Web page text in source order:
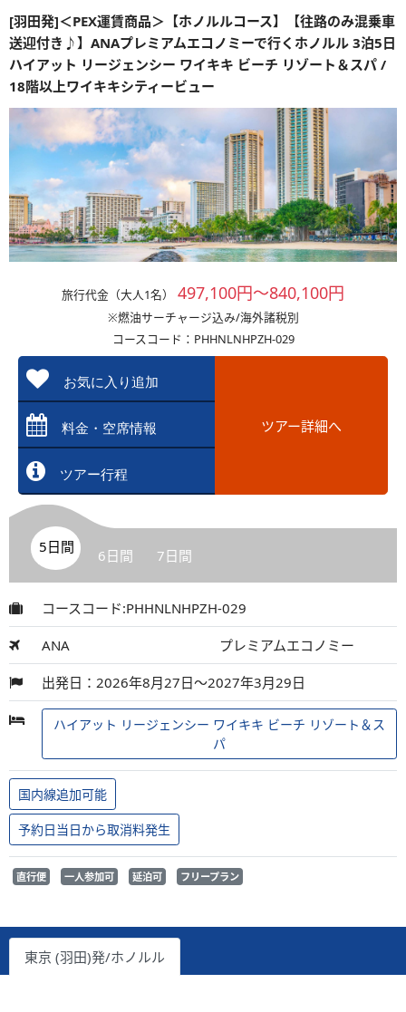
[羽田発]＜PEX運賃商品＞【ホノルルコース】【往路のみ混乗車
送迎付き♪】ANAプレミアムエコノミーで行くホノルル 3泊5日
ハイアット リージェンシー ワイキキ ビーチ リゾート＆スパ /
18階以上ワイキキシティービュー
旅行代金（大人1名） 497,100円～840,100円
※燃油サーチャージ込み/海外諸税別
コースコード：PHHNLNHPZH-029
お気に入り追加
料金・空席情報
ツアー行程
ツアー詳細へ
5日間 6日間 7日間
コースコード:PHHNLNHPZH-029
ANA プレミアムエコノミー
出発日：2026年8月27日～2027年3月29日
ハイアット リージェンシー ワイキキ ビーチ リゾート＆ス
パ
国内線追加可能
予約日当日から取消料発生
直行便 一人参加可 延泊可 フリープラン
東京 (羽田)発/ホノルル